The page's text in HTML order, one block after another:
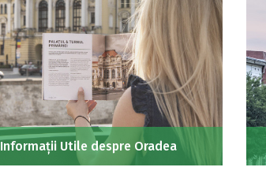
Informații Utile despre Oradea